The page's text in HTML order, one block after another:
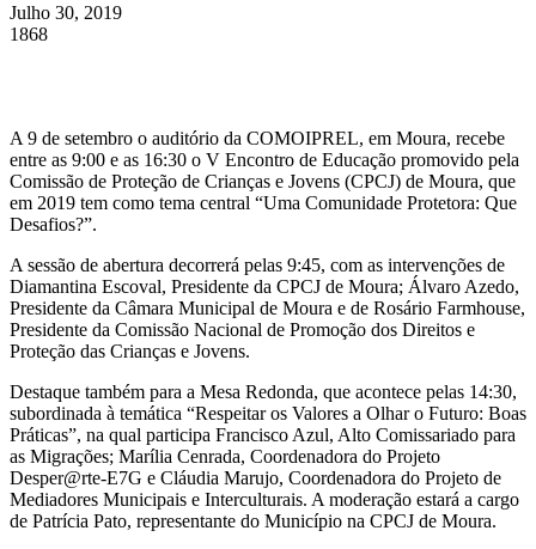
Julho 30, 2019
1868
A 9 de setembro o auditório da COMOIPREL, em Moura, recebe
entre as 9:00 e as 16:30 o V Encontro de Educação promovido pela
Comissão de Proteção de Crianças e Jovens (CPCJ) de Moura, que
em 2019 tem como tema central “Uma Comunidade Protetora: Que
Desafios?”.
A sessão de abertura decorrerá pelas 9:45, com as intervenções de
Diamantina Escoval, Presidente da CPCJ de Moura; Álvaro Azedo,
Presidente da Câmara Municipal de Moura e de Rosário Farmhouse,
Presidente da Comissão Nacional de Promoção dos Direitos e
Proteção das Crianças e Jovens.
Destaque também para a Mesa Redonda, que acontece pelas 14:30,
subordinada à temática “Respeitar os Valores a Olhar o Futuro: Boas
Práticas”, na qual participa Francisco Azul, Alto Comissariado para
as Migrações; Marília Cenrada, Coordenadora do Projeto
Desper@rte-E7G e Cláudia Marujo, Coordenadora do Projeto de
Mediadores Municipais e Interculturais. A moderação estará a cargo
de Patrícia Pato, representante do Município na CPCJ de Moura.